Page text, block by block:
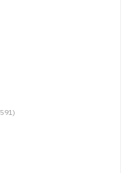
品 (DVD/BD) $9.50
$9.50